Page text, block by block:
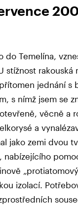
do Temelína,
stížnost rakouská
jednání s
s nímž jsem se
věcně a
a
jako zemi dvou
izolací.